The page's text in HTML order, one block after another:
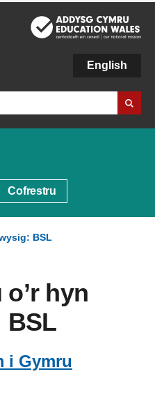
English
Cofrestru
BSL
hyn
BSL
i Gymru